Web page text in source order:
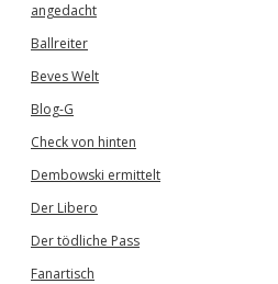
angedacht
Ballreiter
Beves Welt
Blog-G
Check von hinten
Dembowski ermittelt
Der Libero
Der tödliche Pass
Fanartisch